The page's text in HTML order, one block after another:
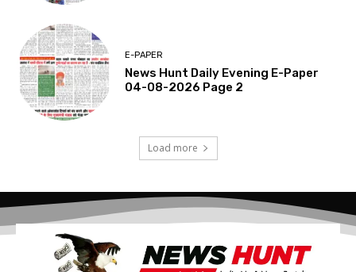
E-PAPER
News Hunt Daily Evening E-Paper
04-08-2026 Page 2
Load more